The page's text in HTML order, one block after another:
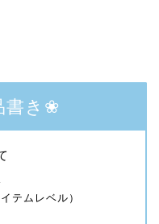
書き❀
テムレベル）